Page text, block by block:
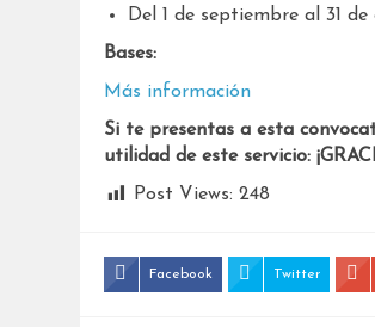
Del 1 de septiembre al 31 de
Bases:
Más información
Si te presentas a esta
utilidad de este servicio:
Post Views: 248
Facebook Twitter